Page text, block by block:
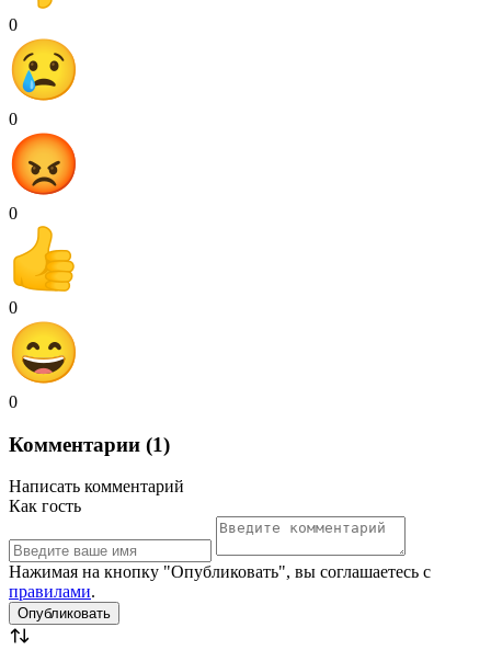
0
0
0
0
0
Комментарии (1)
Написать комментарий
Как гость
Нажимая на кнопку "Опубликовать", вы соглашаетесь с
правилами.